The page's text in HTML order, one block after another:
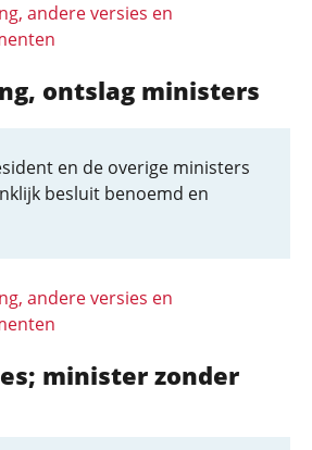
andere versies en
ontslag ministers
en de overige ministers
besluit benoemd en
andere versies en
minister zonder